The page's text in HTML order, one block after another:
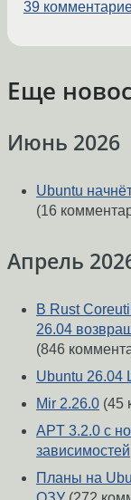
39
Еще
Июнь 2026
Ubuntu
(16
Апрель
В Rust
26.04
(846
Ubuntu 26.04
Mir 2.26.0 (45
APT 3.2.0 с
зависимостей
Планы на